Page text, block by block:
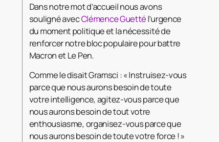
Dansnotre mot d’accueil nous avons
souligné avecClémence Guettél’urgence
du moment politique et la nécessité de
renforcer notre bloc populaire pour battre
Macron et Le Pen.
Comme le disait Gramsci : « Instruisez-vous
parce que nous aurons besoin de toute
votre intelligence, agitez-vous parce que
nous aurons besoin de tout votre
enthousiasme, organisez-vous parce que
nous aurons besoin de toute votre force ! »